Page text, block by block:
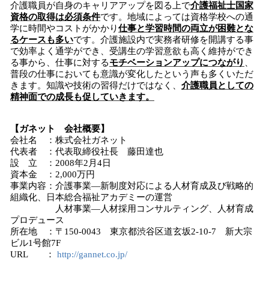
介護職員が自身のキャリアアップを図る上で介護福祉士国家
資格の取得は必須条件です。地域によっては資格学校への通
学に時間やコストがかかり仕事と学習時間の両立が困難とな
るケースも多いです。介護施設内で実務者研修を開講する事
で効率よく通学ができ、受講生の学習意欲も高く維持ができ
る事から、仕事に対するモチベーションアップにつながり
普段の仕事においても意識が変化したという声も多くいただ
きます。知識や技術の習得だけではなく、 介護職員としての
精神面での成長も促していきます。
【ガネット 会社概要】
会社名 ：株式会社ガネット
代表者 ：代表取締役社長 藤田達也
設 立 ：2008年2月4日
資本金 ：2,000万円
事業内容：介護事業―新制度対応による人材育成及び戦略的
組織化、日本総合福祉アカデミーの運営
人材事業―人材採用コンサルティング、人材育成
プロデュース
所在地 ：〒150-0043 東京都渋谷区道玄坂2-10-7 新大宗
ビル1号館7F
URL ： http://gannet.co.jp/